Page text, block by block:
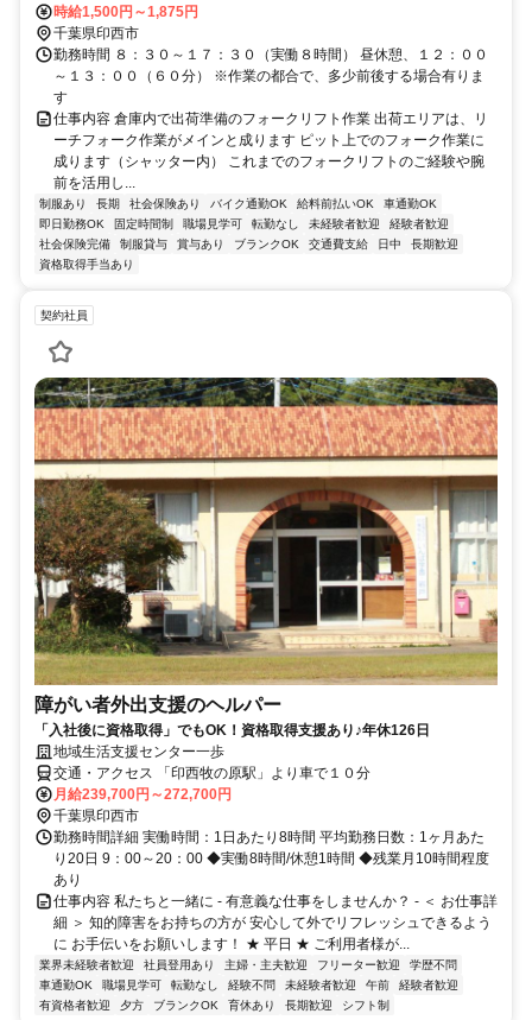
時給1,500円～1,875円
千葉県印西市
勤務時間 ８：３０～１７：３０（実働８時間） 昼休憩、１２：００
～１３：００（６０分） ※作業の都合で、多少前後する場合有りま
す
仕事内容 倉庫内で出荷準備のフォークリフト作業 出荷エリアは、リ
ーチフォーク作業がメインと成ります ピット上でのフォーク作業に
成ります（シャッター内） これまでのフォークリフトのご経験や腕
前を活用し...
制服あり 長期 社会保険あり バイク通勤OK 給料前払いOK
車通勤OK
即日勤務OK
固定時間制 職場見学可 転勤なし 未経験者歓迎
経験者歓迎
社会保険完備
制服貸与 賞与あり ブランクOK 交通費支給 日中
長期歓迎
資格取得手当あり
契約社員
障がい者外出支援のヘルパー
「入社後に資格取得」でもOK！資格取得支援あり♪年休126日
地域生活支援センター一歩
交通・アクセス 「印西牧の原駅」より車で１０分
月給239,700円～272,700円
千葉県印西市
勤務時間詳細 実働時間：1日あたり8時間 平均勤務日数：1ヶ月あた
り20日 9：00～20：00 ◆実働8時間/休憩1時間 ◆残業月10時間程度
あり
仕事内容 私たちと一緒に - 有意義な仕事をしませんか？ - ＜ お仕事詳
細 ＞ 知的障害をお持ちの方が 安心して外でリフレッシュできるよう
に お手伝いをお願いします！ ★ 平日 ★ ご利用者様が...
業界未経験者歓迎 社員登用あり 主婦・主夫歓迎 フリーター歓迎
学歴不問
車通勤OK
職場見学可 転勤なし 経験不問 未経験者歓迎 午前
経験者歓迎
有資格者歓迎
夕方 ブランクOK 育休あり 長期歓迎 シフト制